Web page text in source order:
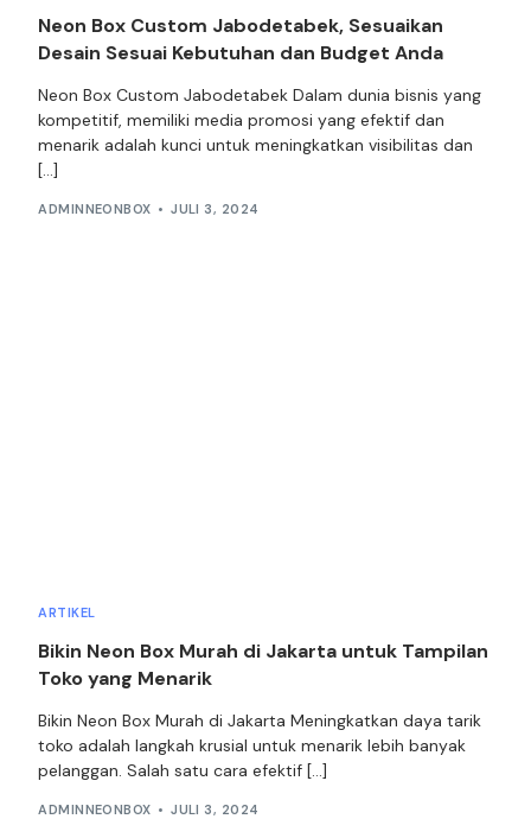
Neon Box Custom Jabodetabek, Sesuaikan
Desain Sesuai Kebutuhan dan Budget Anda
Neon Box Custom Jabodetabek Dalam dunia bisnis yang
kompetitif, memiliki media promosi yang efektif dan
menarik adalah kunci untuk meningkatkan visibilitas dan
[…]
ADMINNEONBOX JULI 3, 2024
ARTIKEL
Bikin Neon Box Murah di Jakarta untuk Tampilan
Toko yang Menarik
Bikin Neon Box Murah di Jakarta Meningkatkan daya tarik
toko adalah langkah krusial untuk menarik lebih banyak
pelanggan. Salah satu cara efektif […]
ADMINNEONBOX JULI 3, 2024